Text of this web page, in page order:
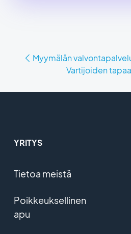
Myymälän
Vartijoiden
YRITYS
Tietoa meistä
Poikkeuksellinen
apu